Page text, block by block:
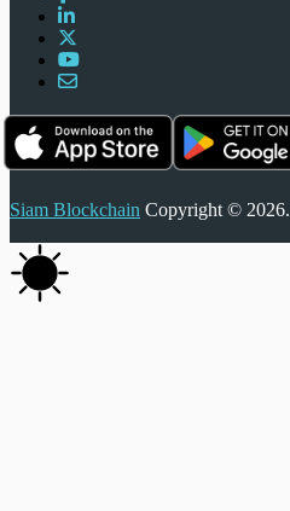
Siam Blockchain Copyright © 2026.